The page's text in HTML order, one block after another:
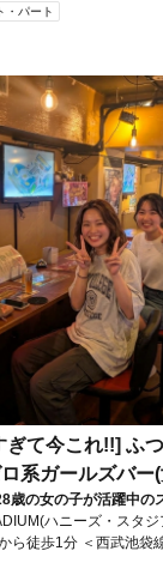
・パート
ぎて今これ!!] ふ
系ガールズバー
歳の女の子が活躍中
OK＆制服無料！ ✅全
＆お酒飲めなくてOK
ハニーズ・スタジ
戸線＞ ＜私鉄 | 西武